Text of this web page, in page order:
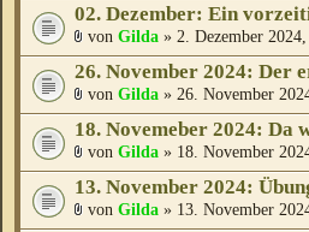
02. Dezember: Ein
von Gilda » 2. Dezember
26. November 2024: Der
von Gilda » 26. November
18. Novemeber 2024: Da
von Gilda » 18. November
13. November 2024:
von Gilda » 13. November